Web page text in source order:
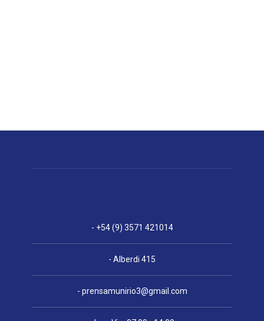
- +54 (9) 3571 421014
- Alberdi 415
- prensamunirio3@gmail.com